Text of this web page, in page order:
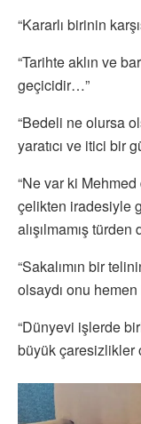
“Kararlı birinin
“Tarihte aklın ve
geçicidir…”
“Bedeli ne olursa
yaratıcı ve itici bir
“Ne var ki
çelikten iradesiyle
alışılmamış
“Sakalımın bir
olsaydı onu
“Dünyevi işlerde
büyük çaresizlikler